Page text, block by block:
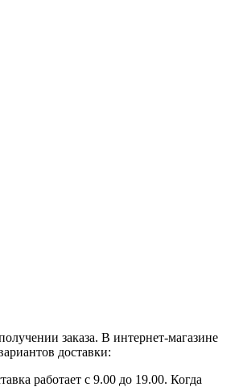
заказа. В интернет-магазине
доставки:
работает с 9.00 до 19.00. Когда